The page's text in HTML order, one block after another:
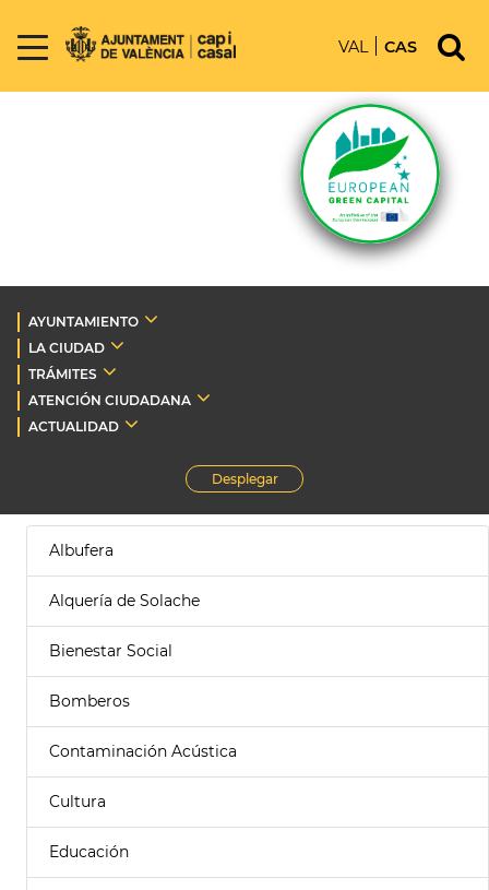
VAL CAS
AYUNTAMIENTO
LA CIUDAD
TRÁMITES
ATENCIÓN CIUDADANA
ACTUALIDAD
Desplegar
Albufera
Alquería de Solache
Bienestar Social
Bomberos
Contaminación Acústica
Cultura
Educación